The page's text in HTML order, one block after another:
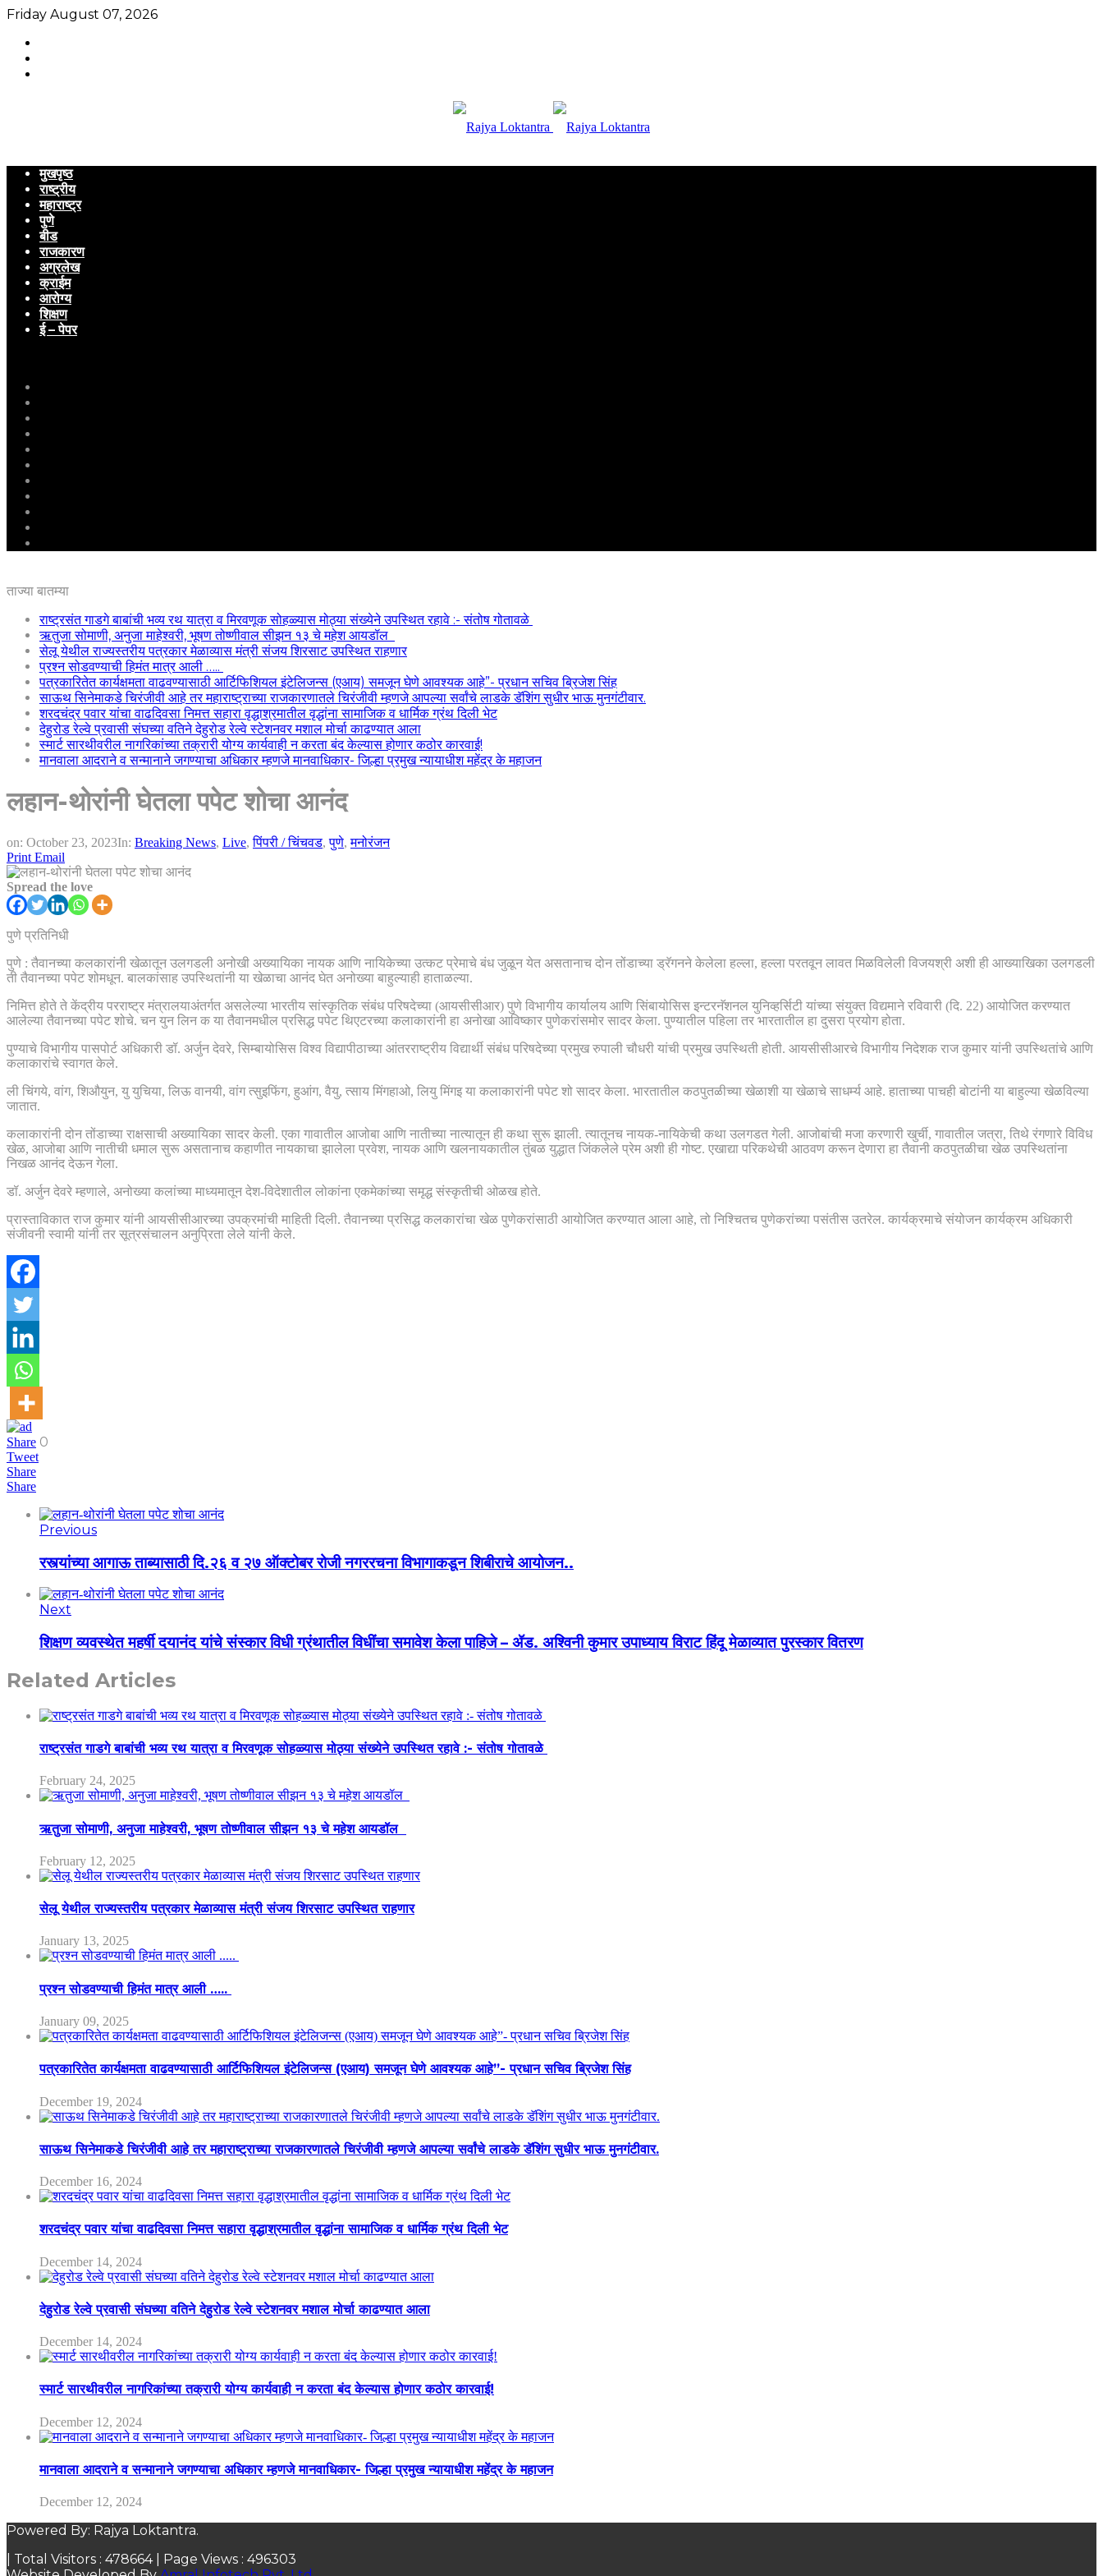
Friday August 07, 2026
मुखपृष्ठ
राष्ट्रीय
महाराष्ट्र
पुणे
बीड
राजकारण
अग्रलेख
क्राईम
आरोग्य
शिक्षण
ई – पेपर
ताज्या बातम्या
राष्ट्रसंत गाडगे बाबांची भव्य रथ यात्रा व मिरवणूक सोहळ्यास मोठ्या संख्येने उपस्थित रहावे :- संतोष गोतावळे
ऋतुजा सोमाणी, अनुजा माहेश्वरी, भूषण तोष्णीवाल सीझन १३ चे महेश आयडॉल
सेलू येथील राज्यस्तरीय पत्रकार मेळाव्यास मंत्री संजय शिरसाट उपस्थित राहणार
प्रश्न सोडवण्याची हिमंत मात्र आली …..
पत्रकारितेत कार्यक्षमता वाढवण्यासाठी आर्टिफिशियल इंटेलिजन्स (एआय) समजून घेणे आवश्यक आहे”- प्रधान सचिव ब्रिजेश सिंह
साऊथ सिनेमाकडे चिरंजीवी आहे तर महाराष्ट्राच्या राजकारणातले चिरंजीवी म्हणजे आपल्या सर्वांचे लाडके डॅशिंग सुधीर भाऊ मुनगंटीवार.
शरदचंद्र पवार यांचा वाढदिवसा निमत्त सहारा वृद्धाश्रमातील वृद्धांना सामाजिक व धार्मिक ग्रंथ दिली भेट
देहुरोड रेल्वे प्रवासी संघच्या वतिने देहुरोड रेल्वे स्टेशनवर मशाल मोर्चा काढण्यात आला
स्मार्ट सारथीवरील नागरिकांच्या तक्रारी योग्य कार्यवाही न करता बंद केल्यास होणार कठोर कारवाई!
मानवाला आदराने व सन्मानाने जगण्याचा अधिकार म्हणजे मानवाधिकार- जिल्हा प्रमुख न्यायाधीश महेंद्र के महाजन
लहान-थोरांनी घेतला पपेट शोचा आनंद
on: October 23, 2023In: Breaking News, Live,पिंपरी / चिंचवड,पुणे,मनोरंजन
Print Email
Spread the love
पुणे प्रतिनिधी
पुणे : तैवानच्या कलकारांनी खेळातून उलगडली अनोखी अख्यायिका नायक आणि नायिकेच्या उत्कट प्रेमाचे बंध जुळून येत असतानाच दोन तोंडाच्या ड्रॅगनने केलेला हल्ला, हल्ला परतवून लावत मिळविलेली विजयश्री अशी ही आख्याखिका उलगडली
ती तैवानच्या पपेट शोमधून. बालकांसाह उपस्थितांनी या खेळाचा आनंद घेत अनोख्या बाहुल्याही हाताळल्या.
निमित्त होते ते केंद्रीय परराष्ट्र मंत्रालयाअंतर्गत असलेल्या भारतीय सांस्कृतिक संबंध परिषदेच्या (आयसीसीआर) पुणे विभागीय कार्यालय आणि सिंबायोसिस इन्टरनॅशनल युनिव्हर्सिटी यांच्या संयुक्त विद्यमाने रविवारी (दि. 22) आयोजित करण्यात
आलेल्या तैवानच्या पपेट शोचे. चन युन लिन क या तैवानमधील प्रसिद्ध पपेट थिएटरच्या कलाकारांनी हा अनोखा आविष्कार पुणेकरांसमोर सादर केला. पुण्यातील पहिला तर भारतातील हा दुसरा प्रयोग होता.
पुण्याचे विभागीय पासपोर्ट अधिकारी डॉ. अर्जुन देवरे, सिम्बायोसिस विश्व विद्यापीठाच्या आंतरराष्ट्रीय विद्यार्थी संबंध परिषदेच्या प्रमुख रुपाली चौधरी यांची प्रमुख उपस्थिती होती. आयसीसीआरचे विभागीय निदेशक राज कुमार यांनी उपस्थितांचे आणि
कलाकारांचे स्वागत केले.
ली चिंगये, वांग, शिऔयुन, यु युचिया, लिऊ वानयी, वांग त्सुइफिंग, हुआंग, वैयु, त्साय मिंगहाओ, लियु मिंगइ या कलाकारांनी पपेट शो सादर केला. भारतातील कठपुतळीच्या खेळाशी या खेळाचे साधर्म्य आहे. हाताच्या पाचही बोटांनी या बाहुल्या खेळविल्या
जातात.
कलाकारांनी दोन तोंडाच्या राक्षसाची अख्यायिका सादर केली. एका गावातील आजोबा आणि नातीच्या नात्यातून ही कथा सुरू झाली. त्यातूनच नायक-नायिकेची कथा उलगडत गेली. आजोबांची मजा करणारी खुर्ची, गावातील जत्रा, तिथे रंगणारे विविध
खेळ, आजोबा आणि नातीची धमाल सुरू असतानाच कहाणीत नायकाचा झालेला प्रवेश, नायक आणि खलनायकातील तुंबळ युद्धात जिंकलेले प्रेम अशी ही गोष्ट. एखाद्या परिकथेची आठवण करून देणारा हा तैवानी कठपुतळीचा खेळ उपस्थितांना
निखळ आनंद देऊन गेला.
डॉ. अर्जुन देवरे म्हणाले, अनोख्या कलांच्या माध्यमातून देश-विदेशातील लोकांना एकमेकांच्या समृद्ध संस्कृतीची ओळख होते.
प्रास्ताविकात राज कुमार यांनी आयसीसीआरच्या उपक्रमांची माहिती दिली. तैवानच्या प्रसिद्ध कलकारांचा खेळ पुणेकरांसाठी आयोजित करण्यात आला आहे, तो निश्चितच पुणेकरांच्या पसंतीस उतरेल. कार्यक्रमाचे संयोजन कार्यक्रम अधिकारी
संजीवनी स्वामी यांनी तर सूत्रसंचालन अनुप्रिता लेले यांनी केले.
Share 0
Tweet
Share
Share
Previous
रस्त्यांच्या आगाऊ ताब्यासाठी दि.२६ व २७ ऑक्टोबर रोजी नगररचना विभागाकडून शिबीराचे आयोजन..
Next
शिक्षण व्यवस्थेत महर्षी दयानंद यांचे संस्कार विधी ग्रंथातील विधींचा समावेश केला पाहिजे – ॲड. अश्विनी कुमार उपाध्याय विराट हिंदू मेळाव्यात पुरस्कार वितरण
Related Articles
राष्ट्रसंत गाडगे बाबांची भव्य रथ यात्रा व मिरवणूक सोहळ्यास मोठ्या संख्येने उपस्थित रहावे :- संतोष गोतावळे
February 24, 2025
ऋतुजा सोमाणी, अनुजा माहेश्वरी, भूषण तोष्णीवाल सीझन १३ चे महेश आयडॉल
February 12, 2025
सेलू येथील राज्यस्तरीय पत्रकार मेळाव्यास मंत्री संजय शिरसाट उपस्थित राहणार
January 13, 2025
प्रश्न सोडवण्याची हिमंत मात्र आली …..
January 09, 2025
पत्रकारितेत कार्यक्षमता वाढवण्यासाठी आर्टिफिशियल इंटेलिजन्स (एआय) समजून घेणे आवश्यक आहे”- प्रधान सचिव ब्रिजेश सिंह
December 19, 2024
साऊथ सिनेमाकडे चिरंजीवी आहे तर महाराष्ट्राच्या राजकारणातले चिरंजीवी म्हणजे आपल्या सर्वांचे लाडके डॅशिंग सुधीर भाऊ मुनगंटीवार.
December 16, 2024
शरदचंद्र पवार यांचा वाढदिवसा निमत्त सहारा वृद्धाश्रमातील वृद्धांना सामाजिक व धार्मिक ग्रंथ दिली भेट
December 14, 2024
देहुरोड रेल्वे प्रवासी संघच्या वतिने देहुरोड रेल्वे स्टेशनवर मशाल मोर्चा काढण्यात आला
December 14, 2024
स्मार्ट सारथीवरील नागरिकांच्या तक्रारी योग्य कार्यवाही न करता बंद केल्यास होणार कठोर कारवाई!
December 12, 2024
मानवाला आदराने व सन्मानाने जगण्याचा अधिकार म्हणजे मानवाधिकार- जिल्हा प्रमुख न्यायाधीश महेंद्र के महाजन
December 12, 2024
Powered By: Rajya Loktantra.
| Total Visitors : 478664| Page Views : 496303